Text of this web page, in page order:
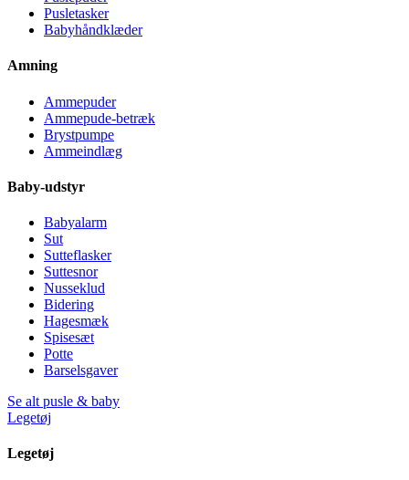
Pusletasker
Babyhåndklæder
Amning
Ammepuder
Ammepude-betræk
Brystpumpe
Ammeindlæg
Baby-udstyr
Babyalarm
Sut
Sutteflasker
Suttesnor
Nusseklud
Bidering
Hagesmæk
Spisesæt
Potte
Barselsgaver
Se alt pusle & baby
Legetøj
Legetøj